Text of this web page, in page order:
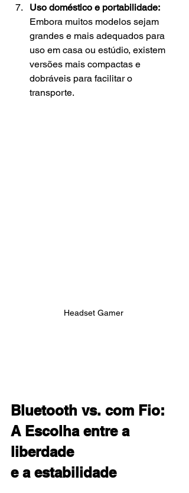
Uso doméstico e portabilidade:
Embora muitos modelos sejam
grandes e mais adequados para
uso em casa ou estúdio, existem
versões mais compactas e
dobráveis para facilitar o
transporte.
Headset Gamer
Bluetooth vs. com Fio:
A Escolha entre a
liberdade
e a estabilidade